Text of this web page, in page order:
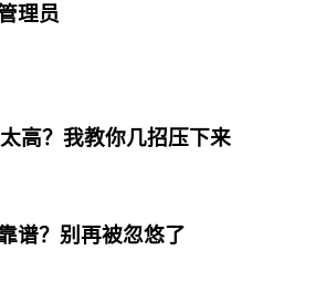
理员
高？我教你几招压下来
谱？别再被忽悠了